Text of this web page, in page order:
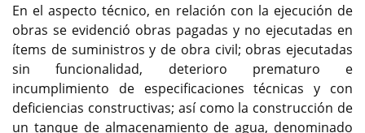
En el aspecto técnico, en relación con la ejecución de
obras se evidenció obras pagadas y no ejecutadas en
ítems de suministros y de obra civil; obras ejecutadas
sin funcionalidad, deterioro prematuro e
incumplimiento de especificaciones técnicas y con
deficiencias constructivas; así como la construcción de
un tanque de almacenamiento de agua, denominado